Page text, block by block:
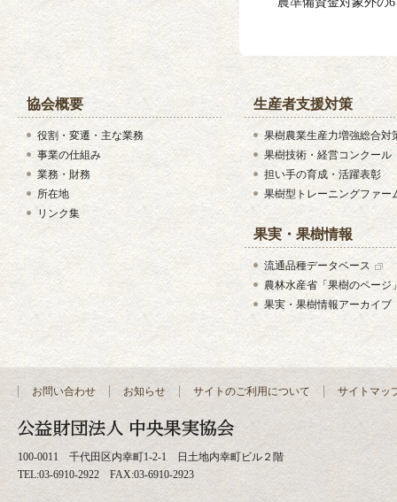
協会概要
役割・変遷・主な業務
事業の仕組み
業務・財務
所在地
リンク集
生産者支援対策
果樹農業生産力増強総合対
果樹技術・経営コンクール
担い手の育成・活躍表彰
果樹型トレーニングファー
果実・果樹情報
流通品種データベース
農林水産省「果樹のページ
果実・果樹情報アーカイブ
お問い合わせ お知らせ サイトのご利用について サイトマッ
100-0011 千代田区内幸町1-2-1 日土地内幸町ビル２階
TEL:03-6910-2922 FAX:03-6910-2923